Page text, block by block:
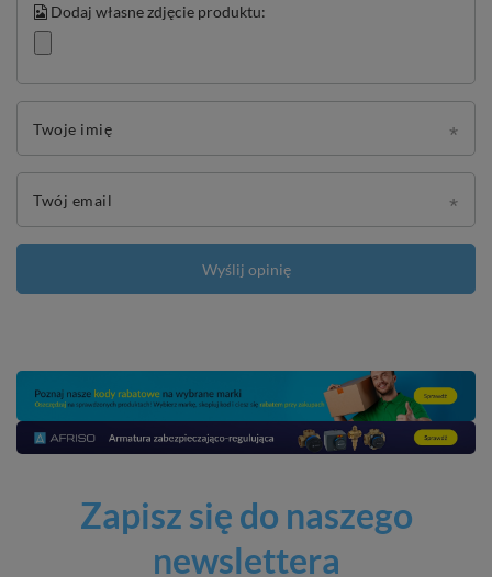
Dodaj własne zdjęcie produktu:
Twoje imię
Twój email
Wyślij opinię
Zapisz się do naszego
newslettera